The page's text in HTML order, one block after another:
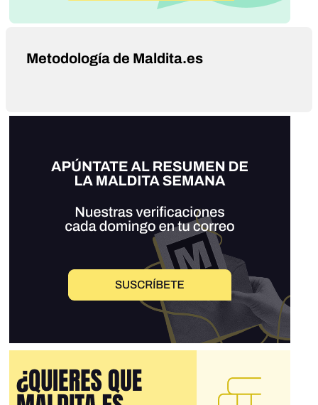
Metodología de Maldita.es